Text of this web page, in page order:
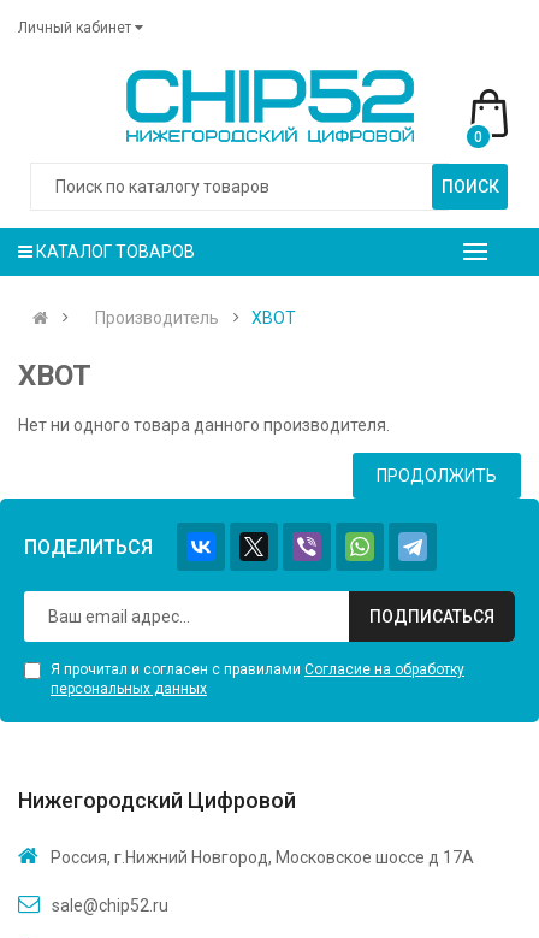
Личный кабинет
ПОИСК
0
КАТАЛОГ ТОВАРОВ
Производитель XBOT
XBOT
Нет ни одного товара данного производителя.
ПРОДОЛЖИТЬ
ПОДЕЛИТЬСЯ
ПОДПИСАТЬСЯ
Я прочитал и согласен с правилами Согласие на обработку
персональных данных
Нижегородский Цифровой
Россия, г.Нижний Новгород, Московское шоссе д 17А
sale@chip52.ru